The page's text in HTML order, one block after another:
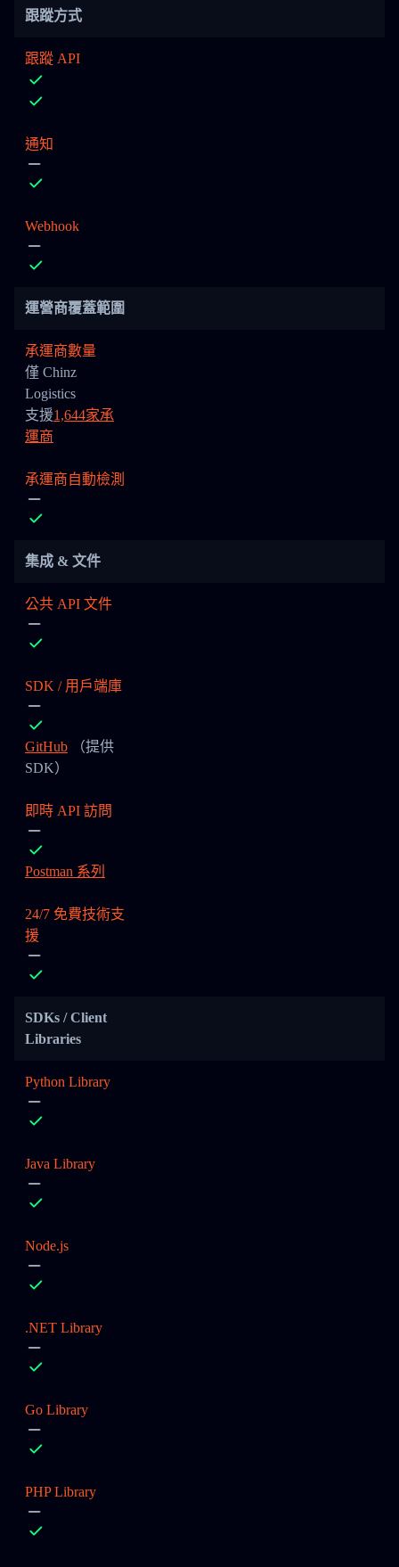
跟蹤方式
跟蹤 API
通知
Webhook
運營商覆蓋範圍
承運商數量
僅 Chinz
Logistics
支援1,644家承
運商
承運商自動檢測
集成 & 文件
公共 API 文件
SDK / 用戶端庫
GitHub （提供
SDK）
即時 API 訪問
Postman 系列
24/7 免費技術支
援
SDKs / Client
Libraries
Python Library
Java Library
Node.js
.NET Library
Go Library
PHP Library